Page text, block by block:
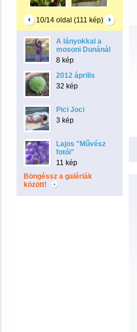
10/14 oldal (111 kép)
A lányokkal a
mosoni Dunánál
8 kép
2012 április
32 kép
Pici Joci
3 kép
Lajos "Művész
fotói"
11 kép
Böngéssz a galériák
között!